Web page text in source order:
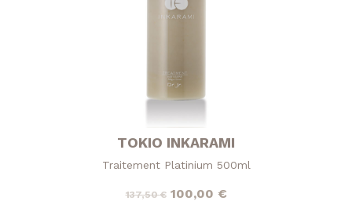
TOKIO INKARAMI
Traitement Platinium 500ml
137,50€ Le
100,00 €Le